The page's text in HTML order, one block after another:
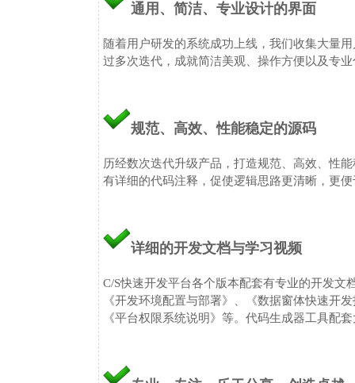
通用、简洁、专业设计的界面
随着用户研发的系统成功上线，我们收集大量
过多次迭代，成就简洁美观、操作方便以及专
规范、高效、性能稳定的源码
历经数次迭代升级产品，打造规范、高效、性
有详细的代码注释，促使逻辑思路更清晰，更
详细的开发文档与学习视频
C/S快速开发平台各个版本配套有专业的开发
《开发环境配置与部署》、《数据窗体快速开
《平台权限系统说明》等。代码生成器工具配